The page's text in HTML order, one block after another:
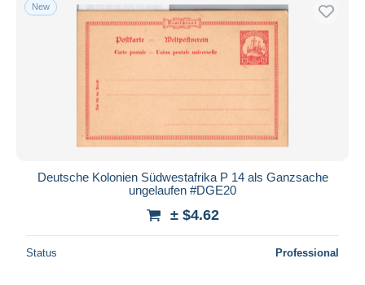
New
Deutsche Kolonien Südwestafrika P 14 als Ganzsache
ungelaufen #DGE20
± $4.62
Status Professional